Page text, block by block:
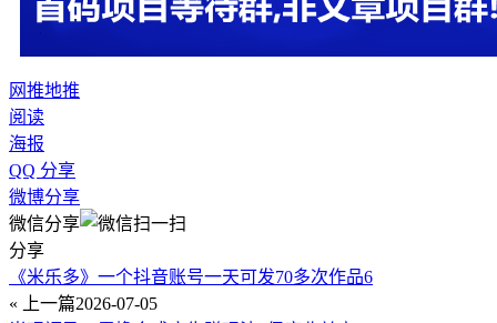
网推地推
阅读
海报
QQ 分享
微博分享
微信分享
分享
《米乐多》一个抖音账号一天可发70多次作品6
« 上一篇2026-07-05